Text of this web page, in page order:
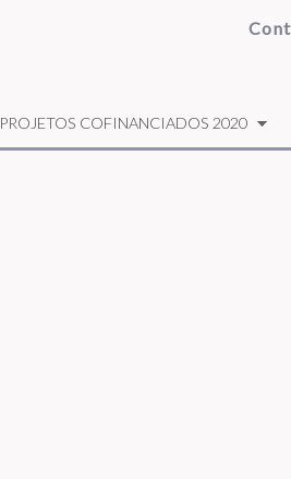
PROJETOS COFINANCIADOS 2020